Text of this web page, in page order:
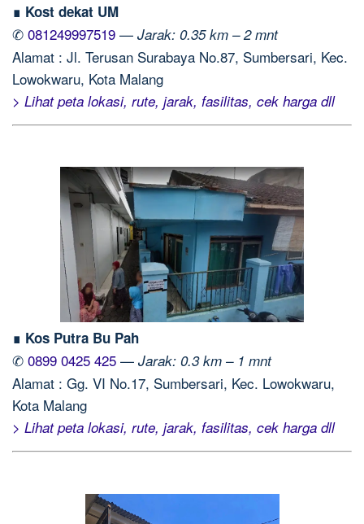
∎ Kost dekat UM
✆ 081249997519 — Jarak: 0.35 km – 2 mnt
Alamat : Jl. Terusan Surabaya No.87, Sumbersari, Kec.
Lowokwaru, Kota Malang
> Lihat peta lokasi, rute, jarak, fasilitas, cek harga dll
∎ Kos Putra Bu Pah
✆ 0899 0425 425 — Jarak: 0.3 km – 1 mnt
Alamat : Gg. VI No.17, Sumbersari, Kec. Lowokwaru,
Kota Malang
> Lihat peta lokasi, rute, jarak, fasilitas, cek harga dll